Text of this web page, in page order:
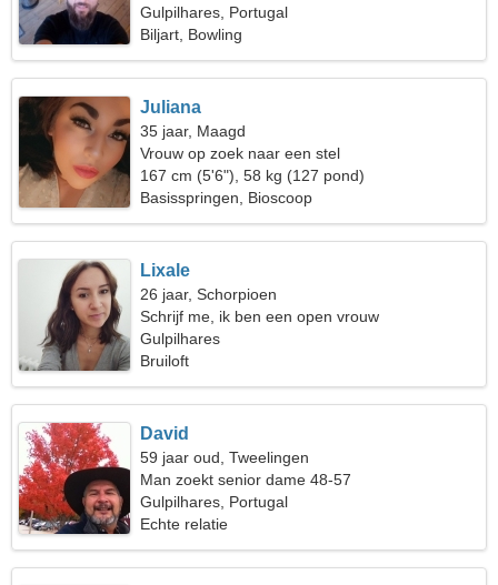
Gulpilhares, Portugal
Biljart, Bowling
Juliana
35 jaar, Maagd
Vrouw op zoek naar een stel
167 cm (5'6"), 58 kg (127 pond)
Basisspringen, Bioscoop
Lixale
26 jaar, Schorpioen
Schrijf me, ik ben een open vrouw
Gulpilhares
Bruiloft
David
59 jaar oud, Tweelingen
Man zoekt senior dame 48-57
Gulpilhares, Portugal
Echte relatie